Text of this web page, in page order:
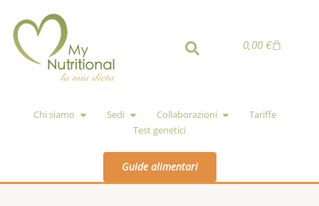
Chi siamo Sedi Collaborazioni
Tariffe
Test genetici
0,00€
Guide alimentari